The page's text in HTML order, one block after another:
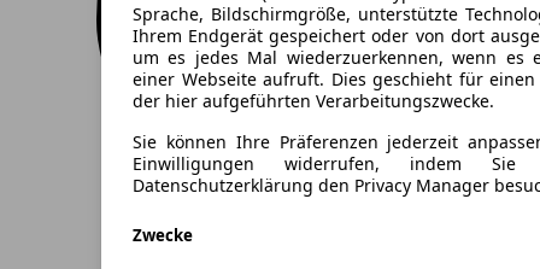
Sprache, Bildschirmgröße, unterstützte
Ihrem Endgerät gespeichert oder von dort
um es jedes Mal wiederzuerkennen, wenn es
einer Webseite aufruft. Dies geschieht für
der hier aufgeführten Verarbeitungszwecke.
Sie können Ihre Präferenzen jederzeit
Einwilligungen widerrufen, indem
Datenschutzerklärung den Privacy Manager
Zwecke